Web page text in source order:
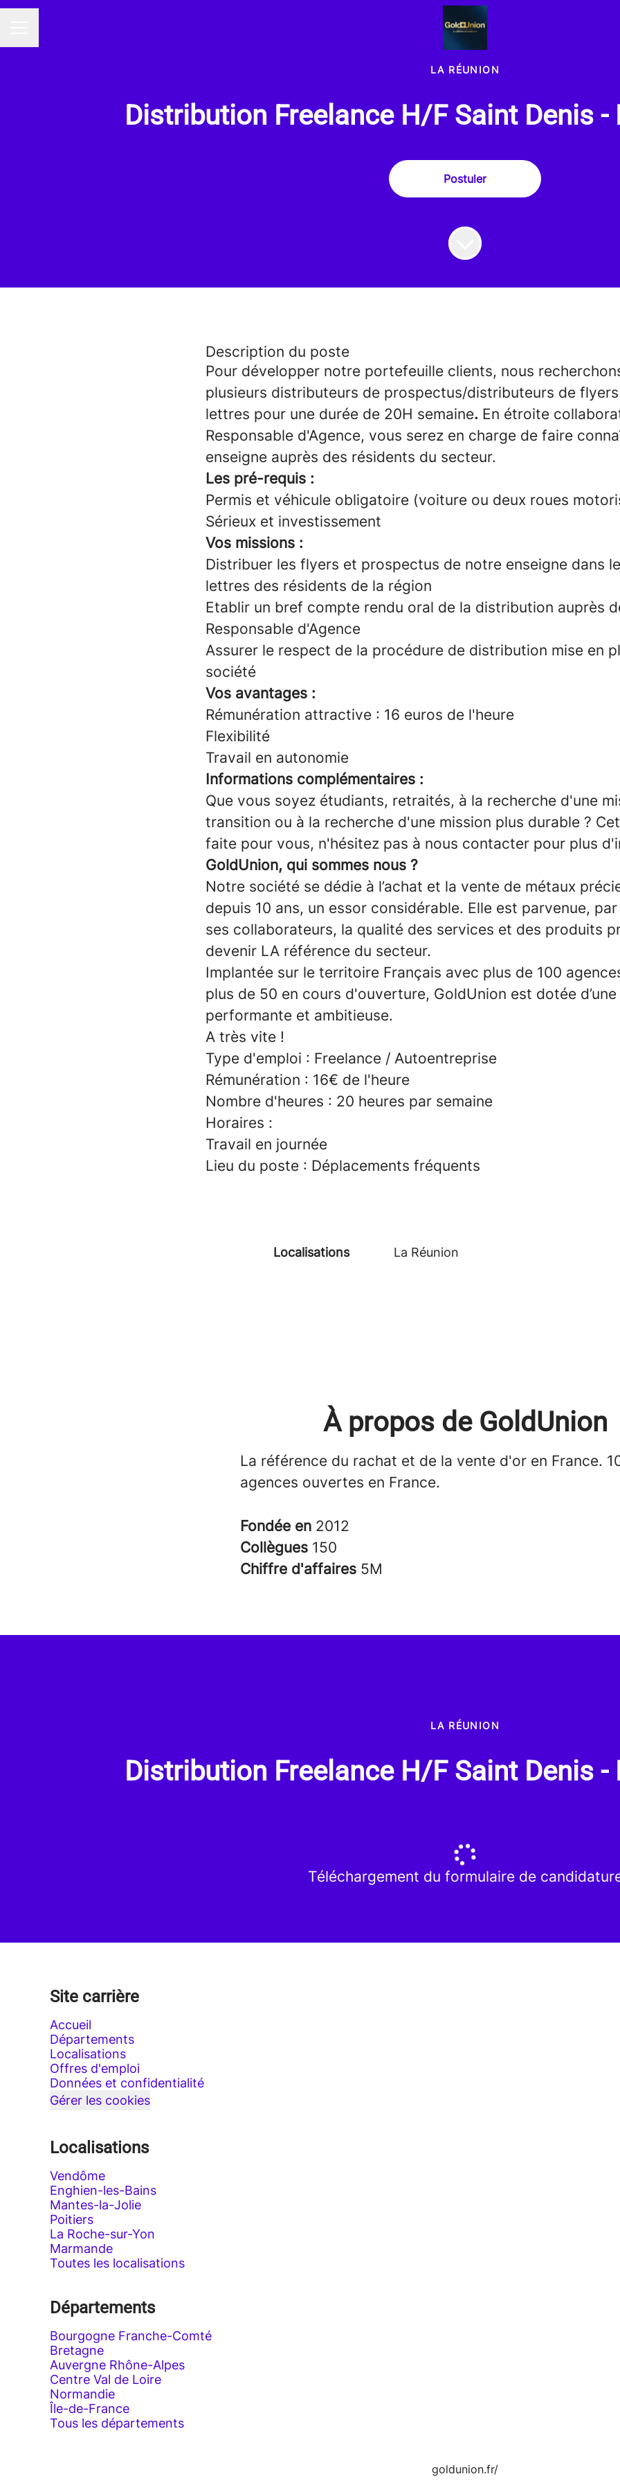
LA RÉUNION
Distribution Freelance H/F Saint Denis -
Postuler
Description du poste
Pour développer notre portefeuille clients, nous
plusieurs distributeurs de prospectus/distributeurs de
lettres pour une durée de 20H semaine. En étroite
Responsable d'Agence, vous serez en charge de faire
enseigne auprès des résidents du secteur.
Les pré-requis :
Permis et véhicule obligatoire (voiture ou deux roues
Sérieux et investissement
Vos missions :
Distribuer les flyers et prospectus de notre enseigne dans
lettres des résidents de la région
Etablir un bref compte rendu oral de la distribution auprès
Responsable d'Agence
Assurer le respect de la procédure de distribution mise en
société
Vos avantages :
Rémunération attractive : 16 euros de l'heure
Flexibilité
Travail en autonomie
Informations complémentaires :
Que vous soyez étudiants, retraités, à la recherche d'une
transition ou à la recherche d'une mission plus durable ?
faite pour vous, n'hésitez pas à nous contacter pour plus
GoldUnion, qui sommes nous ?
Notre société se dédie à l’achat et la vente de métaux
depuis 10 ans, un essor considérable. Elle est parvenue, par
ses collaborateurs, la qualité des services et des produits
devenir LA référence du secteur.
Implantée sur le territoire Français avec plus de 100
plus de 50 en cours d'ouverture, GoldUnion est dotée
performante et ambitieuse.
A très vite !
Type d'emploi : Freelance / Autoentreprise
Rémunération : 16€ de l'heure
Nombre d'heures : 20 heures par semaine
Horaires :
Travail en journée
Lieu du poste : Déplacements fréquents
Localisations La Réunion
À propos de GoldUnion
La référence du rachat et de la vente d'or en France.
agences ouvertes en France.
Fondée en 2012
Collègues 150
Chiffre d'affaires 5M
LA RÉUNION
Distribution Freelance H/F Saint Denis -
Téléchargement du formulaire de
Site carrière
Accueil
Départements
Localisations
Offres d'emploi
Données et confidentialité
Gérer les cookies
Localisations
Vendôme
Enghien-les-Bains
Mantes-la-Jolie
Poitiers
La Roche-sur-Yon
Marmande
Toutes les localisations
Départements
Bourgogne Franche-Comté
Bretagne
Auvergne Rhône-Alpes
Centre Val de Loire
Normandie
Île-de-France
Tous les départements
goldunion.fr/